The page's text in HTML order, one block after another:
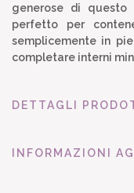
generose di questo
perfetto per
semplicemente in
completare interni
DETTAGLI
INFORMAZIONI